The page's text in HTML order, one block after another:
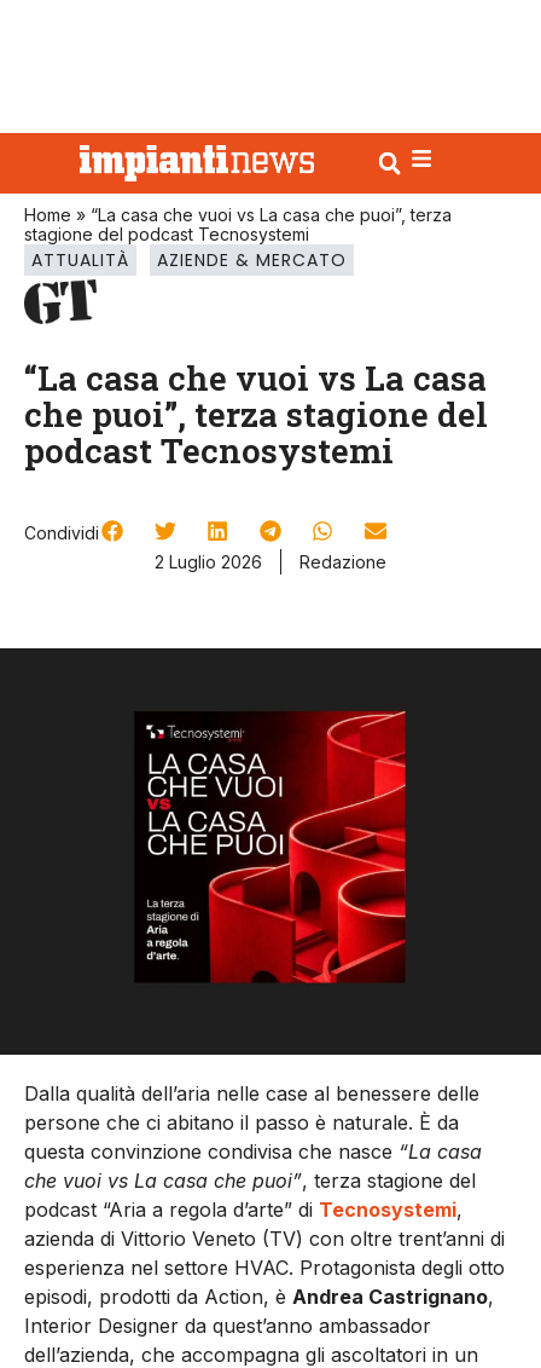
Home » “La casa che vuoi vs La casa che puoi”, terza
stagione del podcast Tecnosystemi
ATTUALITÀ AZIENDE & MERCATO
“La casa che vuoi vs La casa
che puoi”, terza stagione del
podcast Tecnosystemi
Condividi
2 Luglio 2026
Redazione
Dalla qualità dell’aria nelle case al benessere delle
persone che ci abitano il passo è naturale. È da
questa convinzione condivisa che nasce “La casa
che vuoi vs La casa che puoi”, terza stagione del
podcast “Aria a regola d’arte” di Tecnosystemi,
azienda di Vittorio Veneto (TV) con oltre trent’anni di
esperienza nel settore HVAC. Protagonista degli otto
episodi, prodotti da Action, è Andrea Castrignano,
Interior Designer da quest’anno ambassador
dell’azienda, che accompagna gli ascoltatori in un